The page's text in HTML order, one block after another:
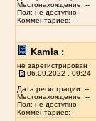
Местонахождение: --
Пол: не доступно
Комментариев: --
Kamla :
не зарегистрирован
06.09.2022 , 09:24
Дата регистрации: --
Местонахождение: --
Пол: не доступно
Комментариев: --